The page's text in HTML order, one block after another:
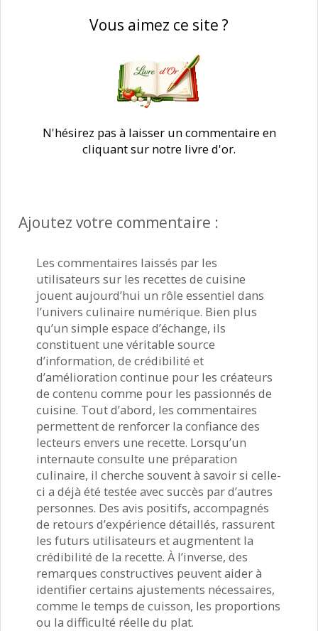
Vous aimez ce site ?
N'hésirez pas à laisser un commentaire en
cliquant sur notre livre d'or.
Ajoutez votre commentaire :
Les commentaires laissés par les
utilisateurs sur les recettes de cuisine
jouent aujourd’hui un rôle essentiel dans
l’univers culinaire numérique. Bien plus
qu’un simple espace d’échange, ils
constituent une véritable source
d’information, de crédibilité et
d’amélioration continue pour les créateurs
de contenu comme pour les passionnés de
cuisine. Tout d’abord, les commentaires
permettent de renforcer la confiance des
lecteurs envers une recette. Lorsqu’un
internaute consulte une préparation
culinaire, il cherche souvent à savoir si celle-
ci a déjà été testée avec succès par d’autres
personnes. Des avis positifs, accompagnés
de retours d’expérience détaillés, rassurent
les futurs utilisateurs et augmentent la
crédibilité de la recette. À l’inverse, des
remarques constructives peuvent aider à
identifier certains ajustements nécessaires,
comme le temps de cuisson, les proportions
ou la difficulté réelle du plat.